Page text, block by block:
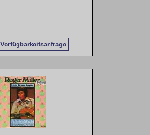
Verfügbarkeitsanfrage